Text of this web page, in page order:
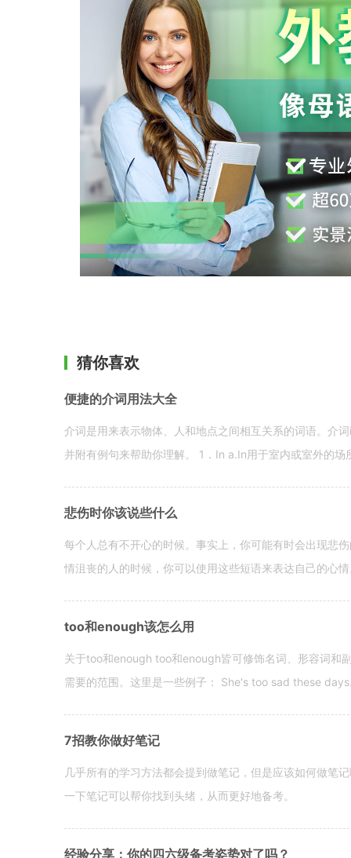
猜你喜欢
便捷的介词用法大全
介词是用来表示物体、人和地点之间相互关系的词语。介
并附有例句来帮助你理解。 1．In a.In用于室内或室外的
悲伤时你该说些什么
每个人总有不开心的时候。事实上，你可能有时会出现悲
情沮丧的人的时候，你可以使用这些短语来表达自己的心
too和enough该怎么用
关于too和enough too和enough皆可修饰名词、形容词和
需要的范围。这里是一些例子： She's too sad these
7招教你做好笔记
几乎所有的学习方法都会提到做笔记，但是应该如何做笔
一下笔记可以帮你找到头绪，从而更好地备考。
经验分享：你的四六级备考姿势对了吗？